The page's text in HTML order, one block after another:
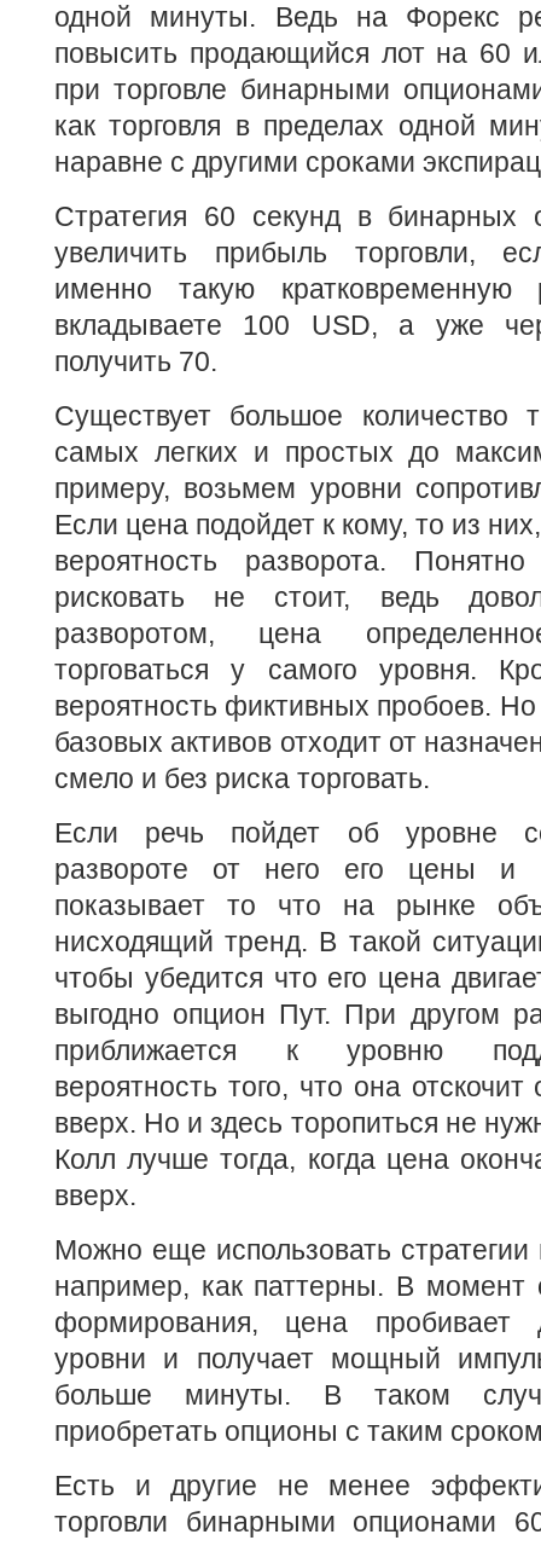
одной минуты. Ведь на Форекс
повысить продающийся лот на 60
при торговле бинарными
как торговля в пределах одной
наравне с другими сроками
Стратегия 60 секунд в бинарных
увеличить прибыль торговли,
именно такую кратковременную
вкладываете 100 USD, а уже
получить 70.
Существует большое количество
самых легких и простых до
примеру, возьмем уровни
Если цена подойдет к кому, то из
вероятность разворота.
рисковать не стоит, ведь
разворотом, цена
торговаться у самого уровня.
вероятность фиктивных пробоев. Но
базовых активов отходит от
смело и без риска торговать.
Если речь пойдет об уровне
развороте от него его цены и
показывает то что на рынке
нисходящий тренд. В такой
чтобы убедится что его цена
выгодно опцион Пут. При другом
приближается к уровню
вероятность того, что она отскочит
вверх. Но и здесь торопиться не
Колл лучше тогда, когда цена
вверх.
Можно еще использовать стратегии
например, как паттерны. В момент
формирования, цена пробивает
уровни и получает мощный
больше минуты. В таком
приобретать опционы с таким
Есть и другие не менее
торговли бинарными опционами